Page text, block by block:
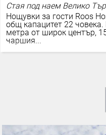
Стая под наем Велико
Нощувки за гости Roos
общ капацитет 22
метра от широк център,
чаршия...